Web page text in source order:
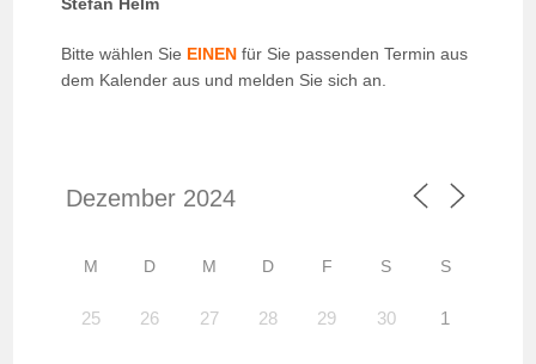
Bitte wählen Sie EINEN für Sie passenden Termin aus
dem Kalender aus und melden Sie sich an.
M D M D F S S
25 26 27 28 29 30 1